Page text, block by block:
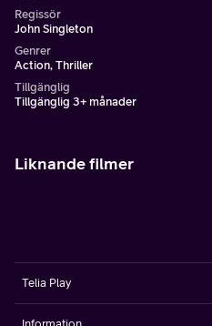
Regissör
John Singleton
Genrer
Action, Thriller
Tillgänglig
Tillgänglig 3+ månader
Liknande filmer
Telia Play